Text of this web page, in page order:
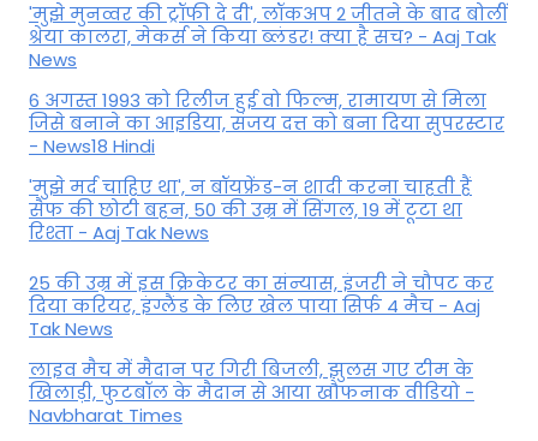
'मुझे मुनव्वर की ट्रॉफी दे दी', लॉकअप 2 जीतने के बाद बोलीं
श्रेया कालरा, मेकर्स ने किया ब्लंडर! क्या है सच? - Aaj Tak
News
6 अगस्त 1993 को रिलीज हुई वो फिल्म, रामायण से मिला
जिसे बनाने का आइडिया, संजय दत्त को बना दिया सुपरस्टार
- News18 Hindi
'मुझे मर्द चाहिए था', न बॉयफ्रेंड-न शादी करना चाहती हैं
सैफ की छोटी बहन, 50 की उम्र में सिंगल, 19 में टूटा था
रिश्ता - Aaj Tak News
25 की उम्र में इस क्रिकेटर का संन्यास, इंजरी ने चौपट कर
दिया करियर, इंग्लैंड के लिए खेल पाया सिर्फ 4 मैच - Aaj
Tak News
लाइव मैच में मैदान पर गिरी बिजली, झुलस गए टीम के
खिलाड़ी, फुटबॉल के मैदान से आया खौफनाक वीडियो -
Navbharat Times